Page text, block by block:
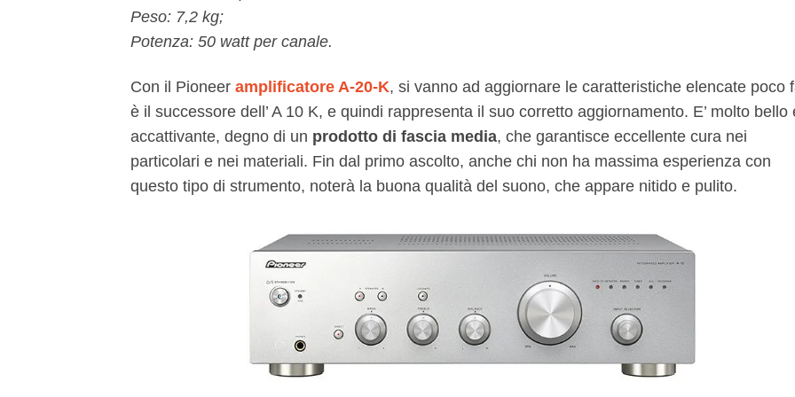
Peso: 7,2 kg;
Potenza: 50 watt per canale.
Con il Pioneer amplificatore A-20-K, si vanno ad aggiornare le caratteristiche elencate poco
è il successore dell’ A 10 K, e quindi rappresenta il suo corretto aggiornamento. E’ molto bello
accattivante, degno di un prodotto di fascia media, che garantisce eccellente cura nei
particolari e nei materiali. Fin dal primo ascolto, anche chi non ha massima esperienza con
questo tipo di strumento, noterà la buona qualità del suono, che appare nitido e pulito.